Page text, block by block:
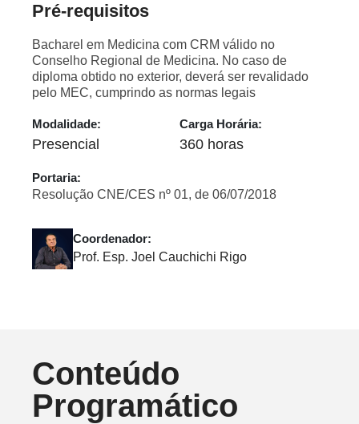
Pré-requisitos
Bacharel em Medicina com CRM válido no
Conselho Regional de Medicina. No caso de
diploma obtido no exterior, deverá ser revalidado
pelo MEC, cumprindo as normas legais
Modalidade:
Presencial
Carga Horária:
360 horas
Portaria:
Resolução CNE/CES nº 01, de 06/07/2018
Coordenador:
Prof. Esp. Joel Cauchichi Rigo
Conteúdo
Programático